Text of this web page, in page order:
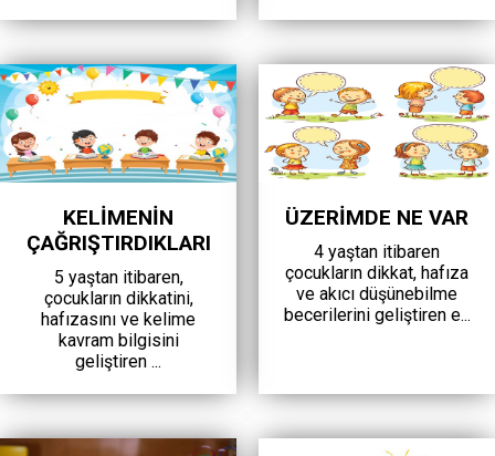
KELİMENİN
ÇAĞRIŞTIRDIKLARI
5 yaştan itibaren,
çocukların dikkatini,
hafızasını ve kelime
kavram bilgisini
geliştiren ...
ÜZERİMDE NE VAR
4 yaştan itibaren
çocukların dikkat, hafıza
ve akıcı düşünebilme
becerilerini geliştiren e...